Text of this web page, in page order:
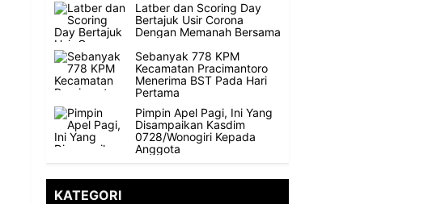
Latber dan Scoring Day
Bertajuk Usir Corona
Dengan Memanah Bersama
Sebanyak 778 KPM
Kecamatan Pracimantoro
Menerima BST Pada Hari
Pertama
Pimpin Apel Pagi, Ini Yang
Disampaikan Kasdim
0728/Wonogiri Kepada
Anggota
KATEGORI